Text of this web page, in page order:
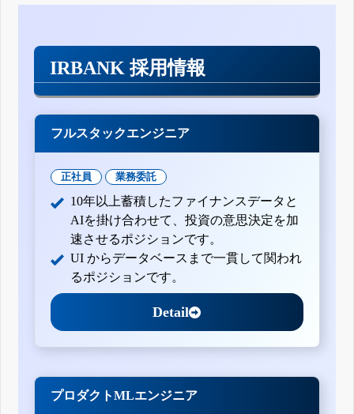
IRBANK 採用情報
フルスタックエンジニア
正社員 業務委託
10年以上蓄積したファイナンスデータと
AIを掛け合わせて、投資の意思決定を加
速させるポジションです。
UI からデータベースまで一貫して関われ
るポジションです。
Detail
プロダクトMLエンジニア